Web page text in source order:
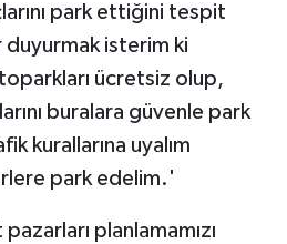
park ettiğini tespit
isterim ki
ücretsiz olup,
buralara güvenle park
kurallarına uyalım
park edelim.'
planlamamızı